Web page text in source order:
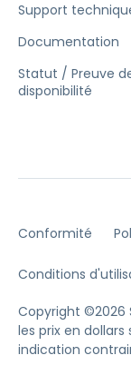
Support
Documentation
Statut / Preuve
disponibilité
Conformité
Conditions
Copyright ©2026
les prix en
indication